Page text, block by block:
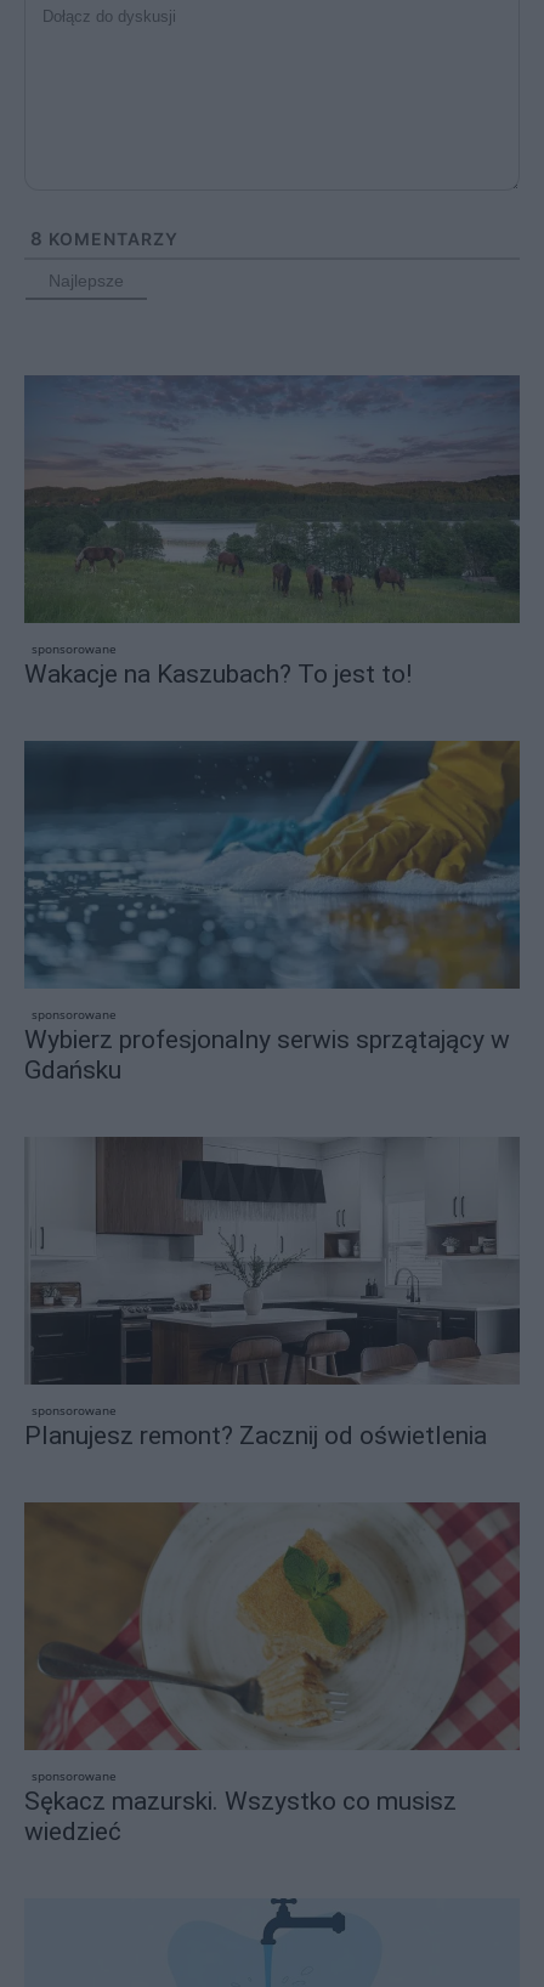
8 KOMENTARZY
Najlepsze
sponsorowane
Wakacje na Kaszubach? To jest to!
sponsorowane
Wybierz profesjonalny serwis sprzątający w
Gdańsku
sponsorowane
Planujesz remont? Zacznij od oświetlenia
sponsorowane
Sękacz mazurski. Wszystko co musisz
wiedzieć